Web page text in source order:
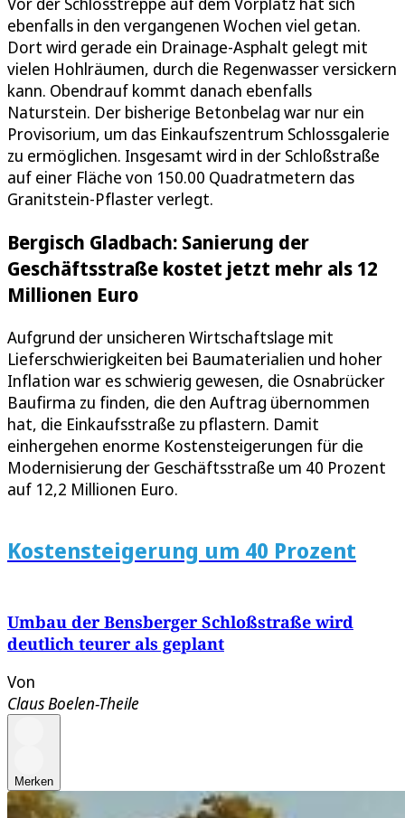
ebenfalls in den vergangenen Wochen viel getan.
Dort wird gerade ein Drainage-Asphalt gelegt mit
vielen Hohlräumen, durch die Regenwasser versickern
kann. Obendrauf kommt danach ebenfalls
Naturstein. Der bisherige Betonbelag war nur ein
Provisorium, um das Einkaufszentrum Schlossgalerie
zu ermöglichen. Insgesamt wird in der Schloßstraße
auf einer Fläche von 150.00 Quadratmetern das
Granitstein-Pflaster verlegt.
Bergisch Gladbach: Sanierung der
Geschäftsstraße kostet jetzt mehr als 12
Millionen Euro
Aufgrund der unsicheren Wirtschaftslage mit
Lieferschwierigkeiten bei Baumaterialien und hoher
Inflation war es schwierig gewesen, die Osnabrücker
Baufirma zu finden, die den Auftrag übernommen
hat, die Einkaufsstraße zu pflastern. Damit
einhergehen enorme Kostensteigerungen für die
Modernisierung der Geschäftsstraße um 40 Prozent
auf 12,2 Millionen Euro.
Kostensteigerung um 40 Prozent
Umbau der Bensberger Schloßstraße wird
deutlich teurer als geplant
Von
Claus Boelen-Theile
Merken